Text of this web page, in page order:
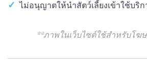
ไม่อนุญาตให้นำสัตว์เลี้ยงเข้าใช้บริก
**ภาพในเว็บไซต์ใช้สำหรับโ